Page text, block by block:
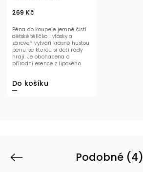
269 Kč
Do košíku
Pěna do koupele jemně čistí
dětské tělíčko i vlásky a
zároveň vytváří krásně hustou
pěnu, se kterou si děti rády
hrají. Je obohacena o
přírodní esence z lipového
Podobné (4)
Previous